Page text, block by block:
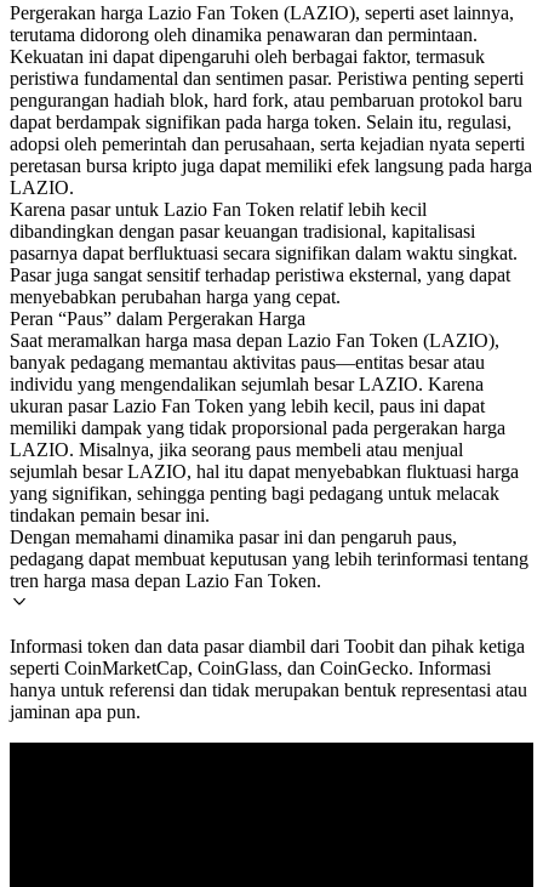
Pergerakan harga Lazio Fan Token (LAZIO), seperti aset lainnya,
terutama didorong oleh dinamika penawaran dan permintaan.
Kekuatan ini dapat dipengaruhi oleh berbagai faktor, termasuk
peristiwa fundamental dan sentimen pasar. Peristiwa penting seperti
pengurangan hadiah blok, hard fork, atau pembaruan protokol baru
dapat berdampak signifikan pada harga token. Selain itu, regulasi,
adopsi oleh pemerintah dan perusahaan, serta kejadian nyata seperti
peretasan bursa kripto juga dapat memiliki efek langsung pada harga
LAZIO.
Karena pasar untuk Lazio Fan Token relatif lebih kecil
dibandingkan dengan pasar keuangan tradisional, kapitalisasi
pasarnya dapat berfluktuasi secara signifikan dalam waktu singkat.
Pasar juga sangat sensitif terhadap peristiwa eksternal, yang dapat
menyebabkan perubahan harga yang cepat.
Peran “Paus” dalam Pergerakan Harga
Saat meramalkan harga masa depan Lazio Fan Token (LAZIO),
banyak pedagang memantau aktivitas paus—entitas besar atau
individu yang mengendalikan sejumlah besar LAZIO. Karena
ukuran pasar Lazio Fan Token yang lebih kecil, paus ini dapat
memiliki dampak yang tidak proporsional pada pergerakan harga
LAZIO. Misalnya, jika seorang paus membeli atau menjual
sejumlah besar LAZIO, hal itu dapat menyebabkan fluktuasi harga
yang signifikan, sehingga penting bagi pedagang untuk melacak
tindakan pemain besar ini.
Dengan memahami dinamika pasar ini dan pengaruh paus,
pedagang dapat membuat keputusan yang lebih terinformasi tentang
tren harga masa depan Lazio Fan Token.
Informasi token dan data pasar diambil dari Toobit dan pihak ketiga
seperti CoinMarketCap, CoinGlass, dan CoinGecko. Informasi
hanya untuk referensi dan tidak merupakan bentuk representasi atau
jaminan apa pun.